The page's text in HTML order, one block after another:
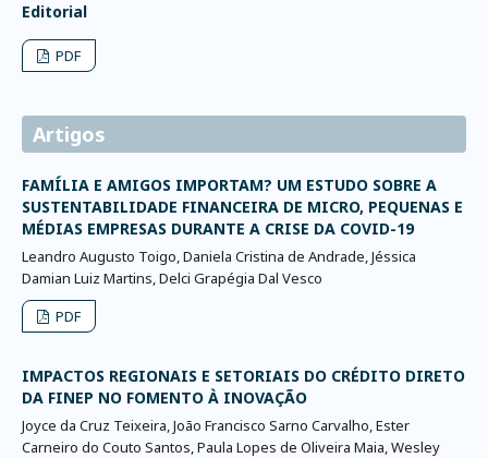
Editorial
PDF
Artigos
FAMÍLIA E AMIGOS IMPORTAM? UM ESTUDO SOBRE A
SUSTENTABILIDADE FINANCEIRA DE MICRO, PEQUENAS E
MÉDIAS EMPRESAS DURANTE A CRISE DA COVID-19
Leandro Augusto Toigo, Daniela Cristina de Andrade, Jéssica
Damian Luiz Martins, Delci Grapégia Dal Vesco
PDF
IMPACTOS REGIONAIS E SETORIAIS DO CRÉDITO DIRETO
DA FINEP NO FOMENTO À INOVAÇÃO
Joyce da Cruz Teixeira, João Francisco Sarno Carvalho, Ester
Carneiro do Couto Santos, Paula Lopes de Oliveira Maia, Wesley